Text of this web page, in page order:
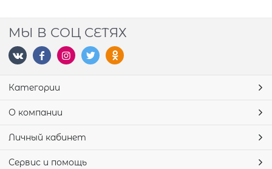
МЫ В СОЦ СЕТЯХ
Категории
О компании
Личный кабинет
Сервис и помощь